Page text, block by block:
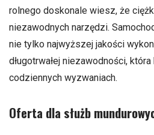
rolnego doskonale wiesz, że
niezawodnych narzędzi.
nie tylko najwyższej jakości
długotrwałej niezawodności,
codziennych wyzwaniach.
Oferta dla służb